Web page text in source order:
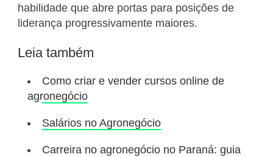
habilidade que abre portas para posições de
liderança progressivamente maiores.
Leia também
Como criar e vender cursos online de
agronegócio
Salários no Agronegócio
Carreira no agronegócio no Paraná: guia